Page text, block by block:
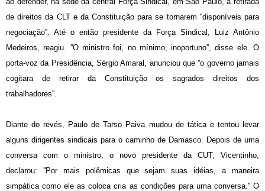
de direitos da CLT e da Constituição para se tornarem ''disponíveis para
negociação''. Até o então presidente da Força Sindical, Luiz Antônio
Medeiros, reagiu. ''O ministro foi, no mínimo, inoportuno'', disse ele. O
porta-voz da Presidência, Sérgio Amaral, anunciou que ''o governo jamais
cogitara de retirar da Constituição os sagrados direitos dos
trabalhadores''.
Diante do revés, Paulo de Tarso Paiva mudou de tática e tentou levar
alguns dirigentes sindicais para o caminho de Damasco. Depois de uma
conversa com o ministro, o novo presidente da CUT, Vicentinho,
declarou: ''Por mais polêmicas que sejam suas idéias, a maneira
simpática como ele as coloca cria as condições para uma conversa.'' O